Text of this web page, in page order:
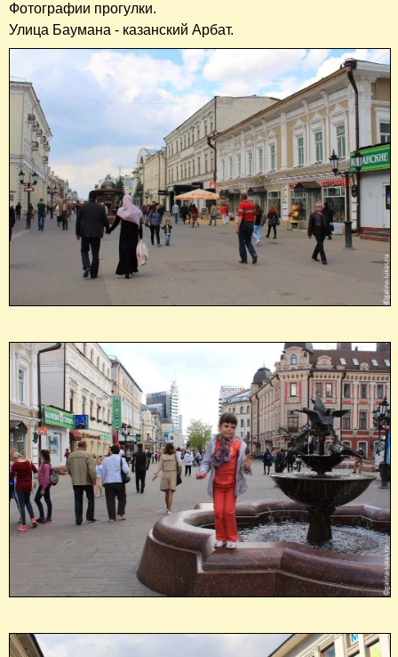
Фотографии прогулки.
Улица Баумана - казанский Арбат.